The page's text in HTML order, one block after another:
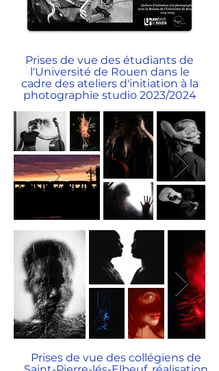
Prises de vue des étudiants de
l'Université de Rouen dans le
cadre des ateliers d'initiation à la
photographie studio 2023/2024
Prises de vue des collégiens de